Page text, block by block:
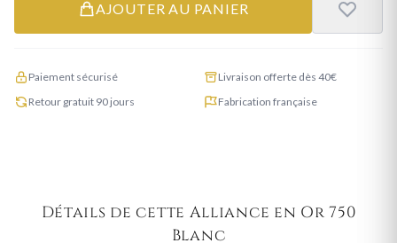
AJOUTER AU PANIER
Paiement sécurisé
Livraison offerte dès 40€
Retour gratuit 90 jours
Fabrication française
Détails de cette Alliance en Or 750
Blanc